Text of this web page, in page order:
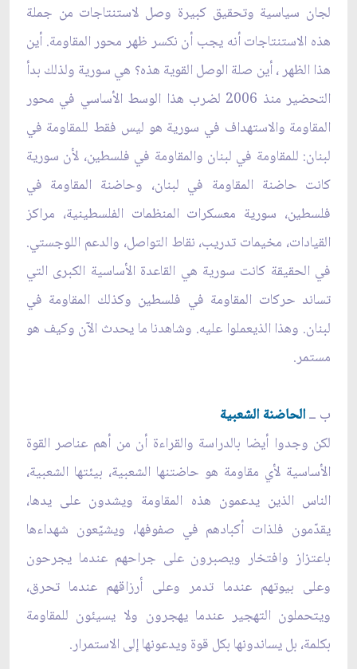
لجان سياسية وتحقيق كبيرة وصل لاستنتاجات من جملة
هذه الاستنتاجات أنه يجب أن نكسر ظهر محور المقاومة. أين
هذا الظهر ، أين صلة الوصل القوية هذه؟ هي سورية ولذلك بدأ
التحضير منذ 2006 لضرب هذا الوسط الأساسي في محور
المقاومة والاستهداف في سورية هو ليس فقط للمقاومة في
لبنان: للمقاومة في لبنان والمقاومة في فلسطين، لأن سورية
كانت حاضنة المقاومة في لبنان، وحاضنة المقاومة في
فلسطين، سورية معسكرات المنظمات الفلسطينية، مراكز
القيادات، مخيمات تدريب، نقاط التواصل، والدعم اللوجستي.
في الحقيقة كانت سورية هي القاعدة الأساسية الكبرى التي
تساند حركات المقاومة في فلسطين وكذلك المقاومة في
لبنان. وهذا الذيعملوا عليه. وشاهدنا ما يحدث الآن وكيف هو
مستمر.
ب ــالحاضنة الشعبية
لكن وجدوا أيضا بالدراسة والقراءة أن من أهم عناصر القوة
الأساسية لأي مقاومة هو حاضتنها الشعبية، بيئتها الشعبية،
الناس الذين يدعمون هذه المقاومة ويشدون على يدها،
يقدّمون فلذات أكبادهم في صفوفها، ويشيّعون شهداءها
باعتزاز وافتخار ويصبرون على جراحهم عندما يجرحون
وعلى بيوتهم عندما تدمر وعلى أرزاقهم عندما تحرق،
ويتحملون التهجير عندما يهجرون ولا يسيئون للمقاومة
بكلمة، بل يساندونها بكل قوة ويدعونها إلى الاستمرار.